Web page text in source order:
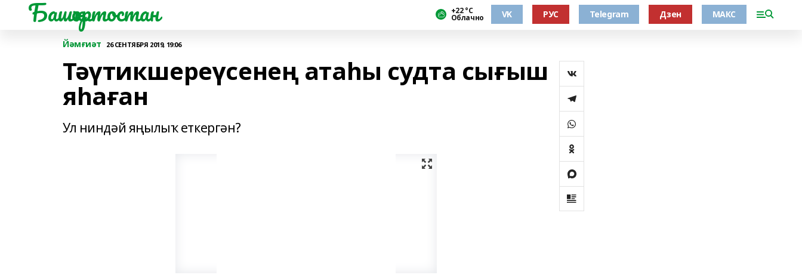
Башҡортостан +22 °С
Облачно VK РУС Telegram Дзен МАКС
Йәмғиәт 26 СЕНТЯБРЯ 2019, 19:06
Тәүтикшереүсенең атаһы судта сығыш
яһаған
Ул ниндәй яңылыҡ еткергән?